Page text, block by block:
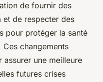
de fournir des
et de respecter des
pour protéger la santé
changements
une meilleure
futures crises